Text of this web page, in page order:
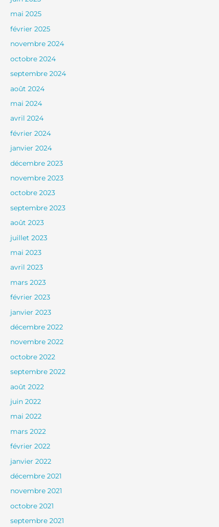
mai 2025
février 2025
novembre 2024
octobre 2024
septembre 2024
août 2024
mai 2024
avril 2024
février 2024
janvier 2024
décembre 2023
novembre 2023
octobre 2023
septembre 2023
août 2023
juillet 2023
mai 2023
avril 2023
mars 2023
février 2023
janvier 2023
décembre 2022
novembre 2022
octobre 2022
septembre 2022
août 2022
juin 2022
mai 2022
mars 2022
février 2022
janvier 2022
décembre 2021
novembre 2021
octobre 2021
septembre 2021